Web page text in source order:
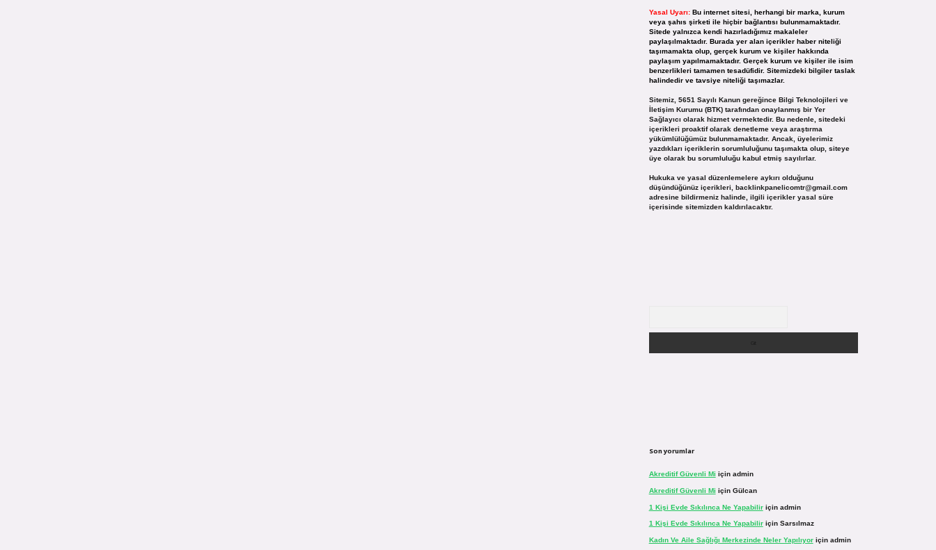
Yasal Uyarı: Bu internet sitesi, herhangi bir marka, kurum
veya şahıs şirketi ile hiçbir bağlantısı bulunmamaktadır.
Sitede yalnızca kendi hazırladığımız makaleler
paylaşılmaktadır. Burada yer alan içerikler haber niteliği
taşımamakta olup, gerçek kurum ve kişiler hakkında
paylaşım yapılmamaktadır. Gerçek kurum ve kişiler ile isim
benzerlikleri tamamen tesadüfidir. Sitemizdeki bilgiler taslak
halindedir ve tavsiye niteliği taşımazlar.
Sitemiz, 5651 Sayılı Kanun gereğince Bilgi Teknolojileri ve
İletişim Kurumu (BTK) tarafından onaylanmış bir Yer
Sağlayıcı olarak hizmet vermektedir. Bu nedenle, sitedeki
içerikleri proaktif olarak denetleme veya araştırma
yükümlülüğümüz bulunmamaktadır. Ancak, üyelerimiz
yazdıkları içeriklerin sorumluluğunu taşımakta olup, siteye
üye olarak bu sorumluluğu kabul etmiş sayılırlar.
Hukuka ve yasal düzenlemelere aykırı olduğunu
düşündüğünüz içerikleri, backlinkpanelicomtr@gmail.com
adresine bildirmeniz halinde, ilgili içerikler yasal süre
içerisinde sitemizden kaldırılacaktır.
Son yorumlar
Akreditif Güvenli Mi için admin
Akreditif Güvenli Mi için Gülcan
1 Kişi Evde Sıkılınca Ne Yapabiliriçin admin
1 Kişi Evde Sıkılınca Ne Yapabiliriçin Sarsılmaz
Kadın Ve Aile Sağlığı Merkezinde Neler Yapılıyoriçin admin